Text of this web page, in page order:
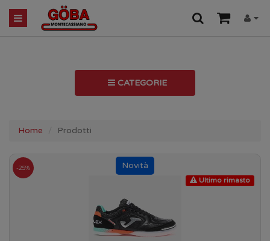
CATEGORIE
Home Prodotti
Ultimo rimasto
-25%